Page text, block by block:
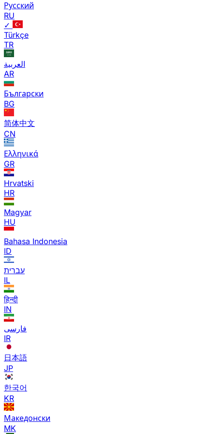
Русский
RU
✓
Türkçe
TR
العربية
AR
Български
BG
简体中文
CN
Ελληνικά
GR
Hrvatski
HR
Magyar
HU
Bahasa Indonesia
ID
עברית
IL
हिन्दी
IN
فارسی
IR
日本語
JP
한국어
KR
Македонски
MK